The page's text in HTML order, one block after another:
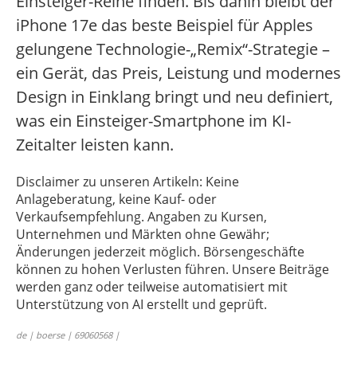
iPhone 17e das beste Beispiel für Apples
gelungene Technologie-„Remix“-Strategie –
ein Gerät, das Preis, Leistung und modernes
Design in Einklang bringt und neu definiert,
was ein Einsteiger-Smartphone im KI-
Zeitalter leisten kann.
Disclaimer zu unseren Artikeln: Keine
Anlageberatung, keine Kauf- oder
Verkaufsempfehlung. Angaben zu Kursen,
Unternehmen und Märkten ohne Gewähr;
Änderungen jederzeit möglich. Börsengeschäfte
können zu hohen Verlusten führen. Unsere Beiträge
werden ganz oder teilweise automatisiert mit
Unterstützung von AI erstellt und geprüft.
de | boerse | 69060568 |